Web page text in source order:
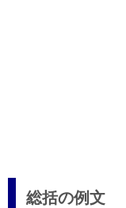
総括の例文